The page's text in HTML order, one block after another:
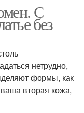
С
без
нетрудно,
формы, как
вторая кожа,